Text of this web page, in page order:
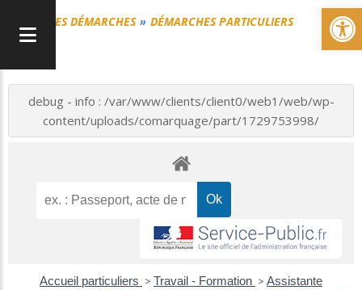
MES DÉMARCHES DÉMARCHES PARTICULIERS
debug - info : /var/www/clients/client0/web1/web/wp-
content/uploads/comarquage/part/1729753998/
Accueil particuliers > Travail - Formation > Assistante